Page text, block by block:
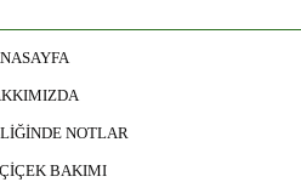
NOTLAR
BAKIMI